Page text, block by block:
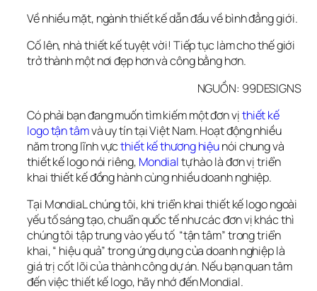
Về nhiều mặt, ngành thiết kế dẫn đầu về bình đẳng giới.
Cố lên, nhà thiết kế tuyệt vời! Tiếp tục làm cho thế giới
trở thành một nơi đẹp hơn và công bằng hơn.
NGUỒN: 99DESIGNS
Có phải bạn đang muốn tìm kiếm một đơn vị thiết kế
logo tận tâm và uy tín tại Việt Nam. Hoạt động nhiều
năm trong lĩnh vực thiết kế thương hiệu nói chung và
thiết kế logo nói riêng, Mondial tự hào là đơn vị triển
khai thiết kế đồng hành cùng nhiều doanh nghiệp.
Tại MondiaL chúng tôi, khi triển khai thiết kế logo ngoài
yếu tố sáng tạo, chuẩn quốc tế như các đơn vị khác thì
chúng tôi tập trung vào yếu tố  “tận tâm” trong triển
khai, “ hiệu quả” trong ứng dụng của doanh nghiệp là
giá trị cốt lõi của thành công dự án. Nếu bạn quan tâm
đến việc thiết kế logo, hãy nhớ đến Mondial.